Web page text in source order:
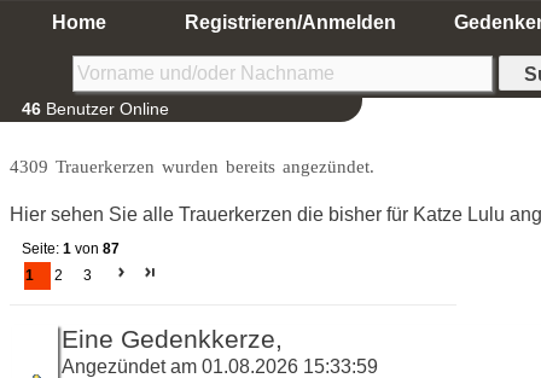
Home Registrieren/Anmelden
46 Benutzer Online
4309 Trauerkerzen wurden bereits angezündet.
Hier sehen Sie alle Trauerkerzen die bisher für Katze Lulu
Seite: 1 von 87
1
2 3
Eine Gedenkkerze,
Angezündet am 01.08.2026 15:33:59